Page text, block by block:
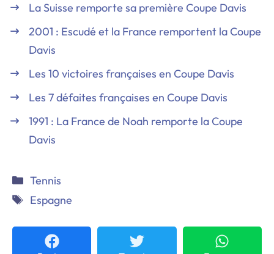
La Suisse remporte sa première Coupe Davis
2001 : Escudé et la France remportent la Coupe
Davis
Les 10 victoires françaises en Coupe Davis
Les 7 défaites françaises en Coupe Davis
1991 : La France de Noah remporte la Coupe
Davis
Catégories
Tennis
Étiquettes
Espagne